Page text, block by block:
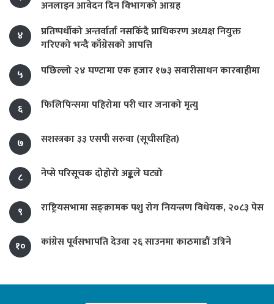
अनलाइन आवेदन दिन विभागको आग्रह
४
प्रतिष्पर्धीको अन्तर्वार्ता नसकिँदै प्राधिकरण अध्यक्ष नियुक्त
गरिएको भन्दै काँग्रेसको आपत्ति
५
पछिल्लो २४ घण्टामा एक हजार १७३ सवारीसाधन कारबाहीमा
६ फिलिपिन्समा पहिरोमा परी चार जनाको मृत्यु
७ सशस्त्रका ३३ एसपी सरुवा (सूचीसहित)
८ नेप्से परिसूचक दोहोरो अङ्कले घट्यो
९ राष्ट्रियसभामा सङ्क्रामक पशु रोग नियन्त्रण विधेयक, २०८३ पेस
१० कांग्रेस पूर्वसभापति देउवा २६ साउनमा काठमाडौं उत्रिने